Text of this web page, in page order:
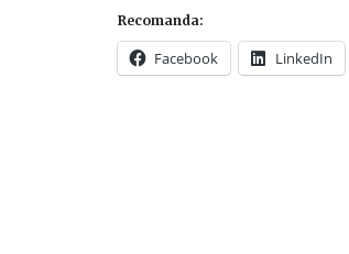
Recomanda:
Facebook LinkedIn